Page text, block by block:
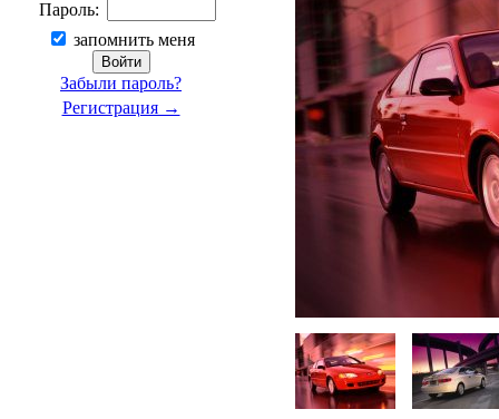
Пароль:
запомнить меня
Забыли пароль?
Регистрация →